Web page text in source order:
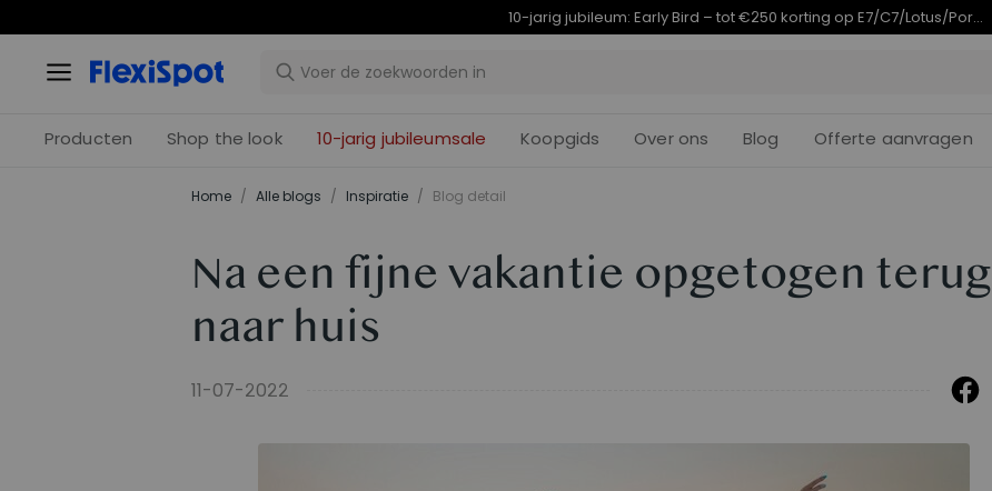
10-jarig jubileumaanbod | E7 Plus vanaf €399,99 Eindigt in 08d 11 : 56
Producten Shop the look 10-jarig jubileumsale Koopgids Over ons Blog Offerte aanvragen
Home / Alle blogs / Inspiratie / Blog detail
Na een fijne vakantie opgetogen terug
naar huis
11-07-2022